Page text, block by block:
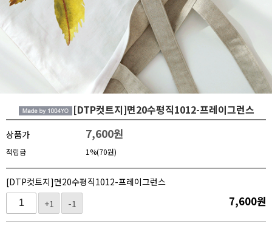
[DTP컷트지]면20수평직1012-프레이그런스
상품가 7,600원
적립금 1%(70원)
[DTP컷트지]면20수평직1012-프레이그런스
+1
-1 7,600원